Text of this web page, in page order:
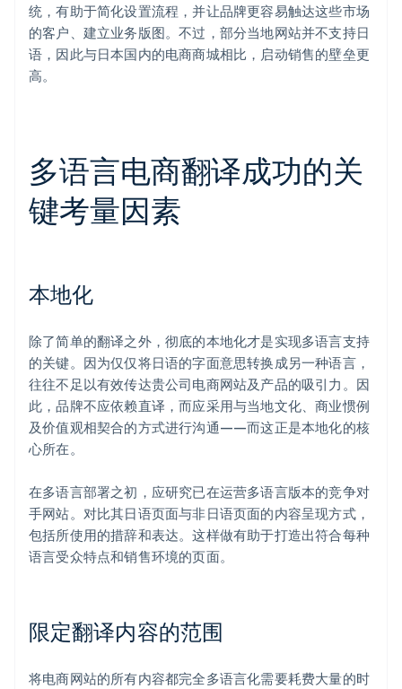
统，有助于简化设置流程，并让品牌更容易触达这些市场
的客户、建立业务版图。不过，部分当地网站并不支持日
语，因此与日本国内的电商商城相比，启动销售的壁垒更
高。
多语言电商翻译成功的关
键考量因素
本地化
除了简单的翻译之外，彻底的本地化才是实现多语言支持
的关键。因为仅仅将日语的字面意思转换成另一种语言，
往往不足以有效传达贵公司电商网站及产品的吸引力。因
此，品牌不应依赖直译，而应采用与当地文化、商业惯例
及价值观相契合的方式进行沟通——而这正是本地化的核
心所在。
在多语言部署之初，应研究已在运营多语言版本的竞争对
手网站。对比其日语页面与非日语页面的内容呈现方式，
包括所使用的措辞和表达。这样做有助于打造出符合每种
语言受众特点和销售环境的页面。
限定翻译内容的范围
将电商网站的所有内容都完全多语言化需要耗费大量的时